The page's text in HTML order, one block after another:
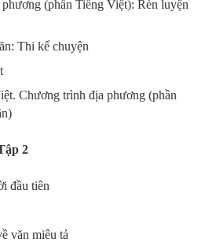
(phần Tiếng Việt): Rèn luyện
Thi kể chuyện
Chương trình địa phương (phần
2
đầu tiên
văn miêu tả